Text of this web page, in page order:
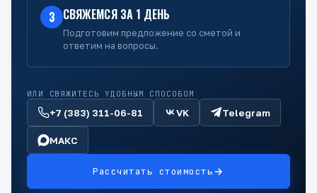
3 СВЯЖЕМСЯ ЗА 1 ДЕНЬ
Подготовим предложение со сметой и
ответим на вопросы.
ИЛИ СВЯЖИТЕСЬ УДОБНЫМ СПОСОБОМ
+7 (383) 311-06-81 VK Telegram
МАКС
Рассчитать стоимость